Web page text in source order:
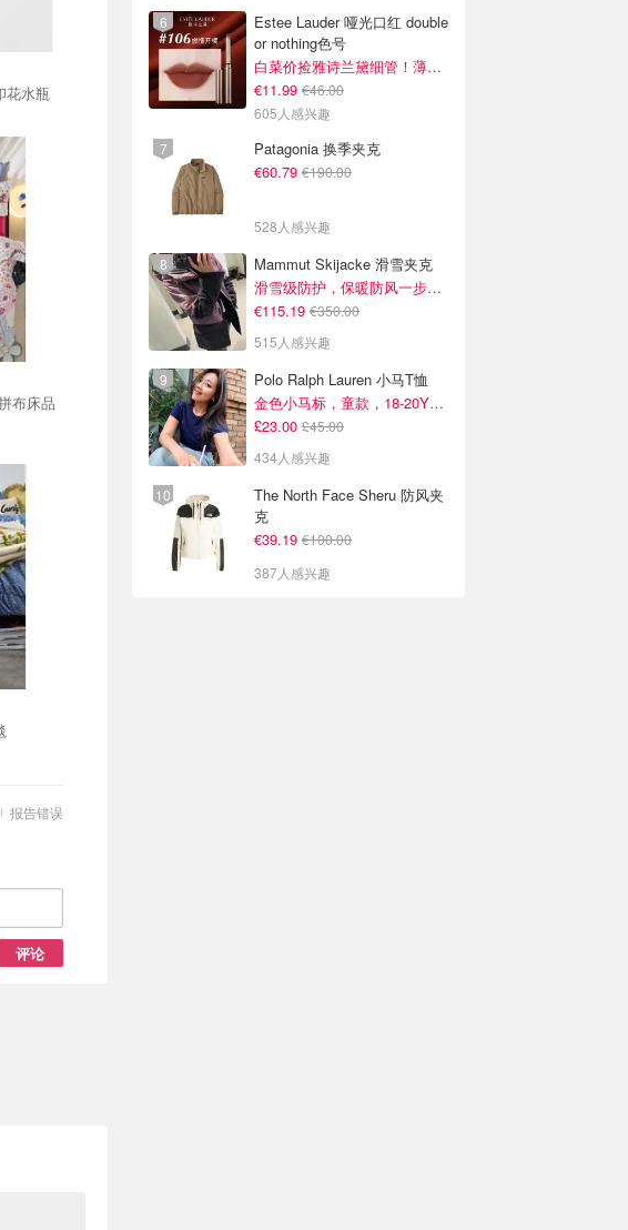
印花水瓶
报告错误
评论
Estee Lauder 哑光口红 double
or nothing色号
白菜价捡雅诗兰黛细管！薄涂没毛病
€11.99 €46.00
605人感兴趣
Patagonia 换季夹克
€60.79 €190.00
528人感兴趣
Mammut Skijacke 滑雪夹克
滑雪级防护，保暖防风一步到位！仅剩s！
€115.19 €350.00
515人感兴趣
Polo Ralph Lauren 小马T恤
金色小马标，童款，18-20Y捡漏！
£23.00 £45.00
434人感兴趣
The North Face Sheru 防风夹
克
€39.19 €100.00
387人感兴趣